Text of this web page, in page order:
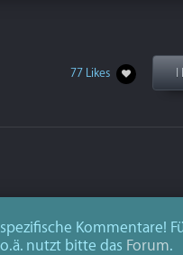
77 Likes
Kommentare!
nutzt bitte das Forum.